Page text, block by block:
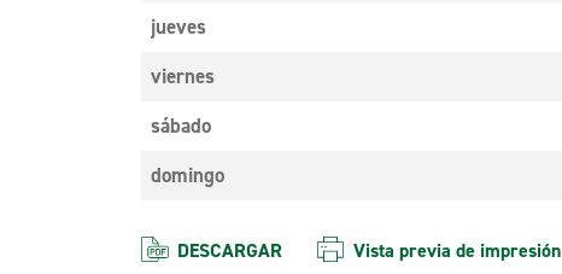
jueves
viernes
sábado
domingo
DESCARGAR Vista previa de impresión